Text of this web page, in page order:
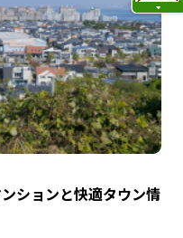
ションと快適タウン情